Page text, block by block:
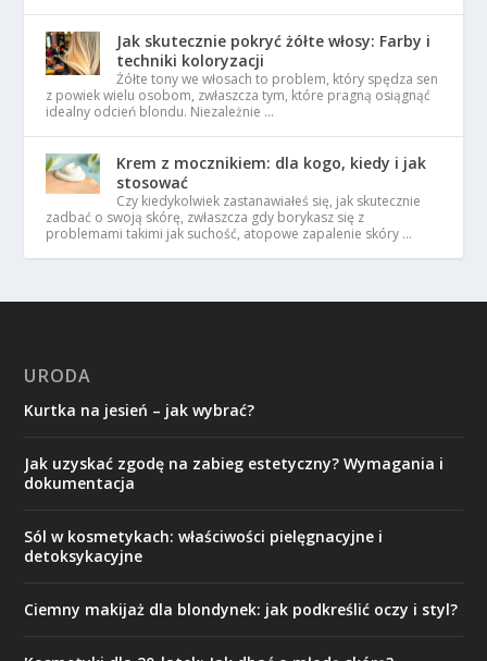
Jak skutecznie pokryć żółte włosy: Farby i
techniki koloryzacji
Żółte tony we włosach to problem, który spędza sen
z powiek wielu osobom, zwłaszcza tym, które pragną osiągnąć
idealny odcień blondu. Niezależnie …
Krem z mocznikiem: dla kogo, kiedy i jak
stosować
Czy kiedykolwiek zastanawiałeś się, jak skutecznie
zadbać o swoją skórę, zwłaszcza gdy borykasz się z
problemami takimi jak suchość, atopowe zapalenie skóry …
URODA
Kurtka na jesień – jak wybrać?
Jak uzyskać zgodę na zabieg estetyczny? Wymagania i
dokumentacja
Sól w kosmetykach: właściwości pielęgnacyjne i
detoksykacyjne
Ciemny makijaż dla blondynek: jak podkreślić oczy i styl?